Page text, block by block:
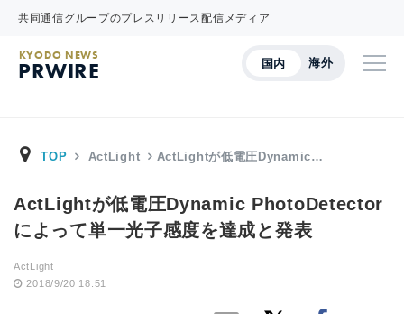
共同通信グループのプレスリリース配信メディア
国内 海外
KYODO NEWS
PRWIRE
TOP ActLight ActLightが低電圧Dynamic…
ActLightが低電圧Dynamic PhotoDetector
によって単一光子感度を達成と発表
ActLight
2018/9/20 18:51